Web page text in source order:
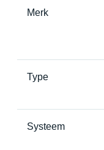
Merk
Type
Systeem